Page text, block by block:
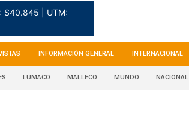
$40.845 | UTM:
INFORMACIÓN GENERAL INTERNACIONAL
LUMACO MALLECO MUNDO NACIONAL